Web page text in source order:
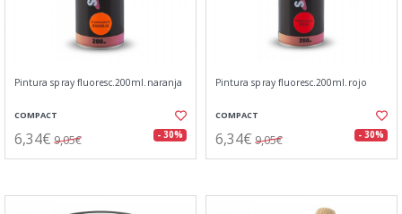
Pintura spray fluoresc.200ml.naranja
COMPACT
6,34€ 9,05€ - 30%
Pintura spray fluoresc.200ml.rojo
COMPACT
6,34€ 9,05€ - 30%